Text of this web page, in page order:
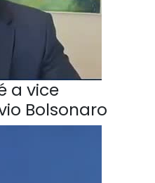
a vice
Bolsonaro